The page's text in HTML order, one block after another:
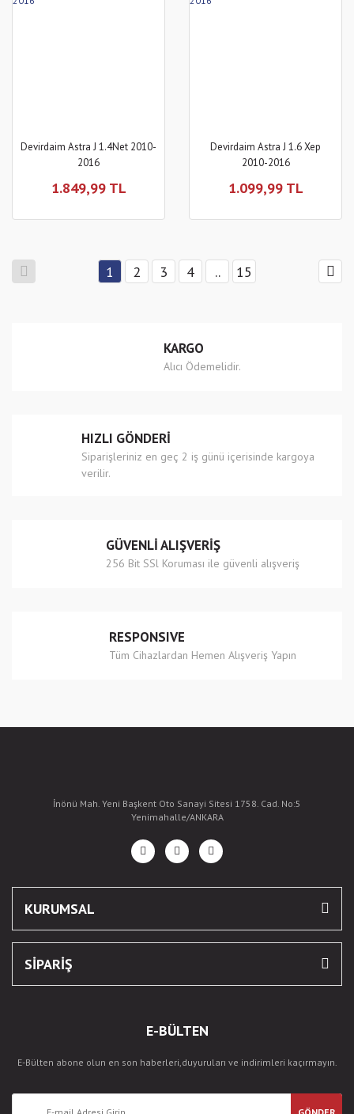
Devirdaim Astra J 1.4Net 2010-
2016
1.849,99 TL
Devirdaim Astra J 1.6 Xep
2010-2016
1.099,99 TL
1 2 3 4 .. 15
KARGO
Alıcı Ödemelidir.
HIZLI GÖNDERİ
Siparişleriniz en geç 2 iş günü içerisinde kargoya
verilir.
GÜVENLİ ALIŞVERİŞ
256 Bit SSl Koruması ile güvenli alışveriş
RESPONSIVE
Tüm Cihazlardan Hemen Alışveriş Yapın
İnönü Mah. Yeni Başkent Oto Sanayi Sitesi 1758. Cad. No:5
Yenimahalle/ANKARA
KURUMSAL
SİPARİŞ
E-BÜLTEN
E-Bülten abone olun en son haberleri,duyuruları ve indirimleri kaçırmayın.